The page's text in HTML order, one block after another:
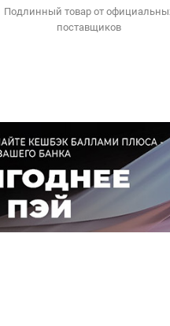
Подлинный товар от
поставщиков